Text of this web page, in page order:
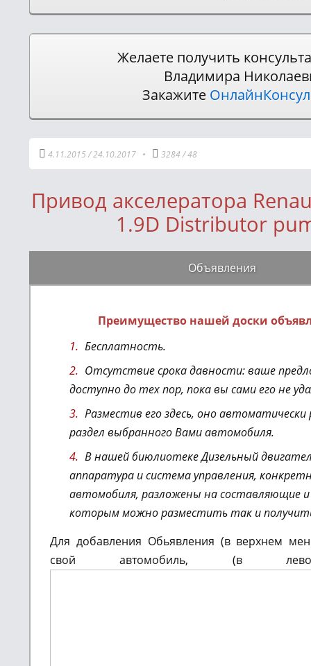
Желаете получить
Владимира
Закажите
4.11.2015 /24.10.2017 • 3284/48
Привод акселератора
1.9D Distributor
Объявления
Преимущество нашей доски
Бесплатность.
Отсутствие срока давности: ваше
доступно до тех пор, пока вы сами его не
Разместив его здесь, оно
раздел выбранного Вами автомобиля.
В нашей биюлиотеке Дизельный
аппаратура и система управления,
автомобиля, разложены на составляющие
которым можно разместить так и
Для добавления Обьявления (в верхнем
свой автомобиль, (в